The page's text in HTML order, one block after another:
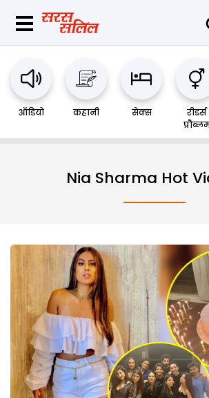
ऑडियो कहानी सेक्स
रीडर्स
Nia Sharma Hot